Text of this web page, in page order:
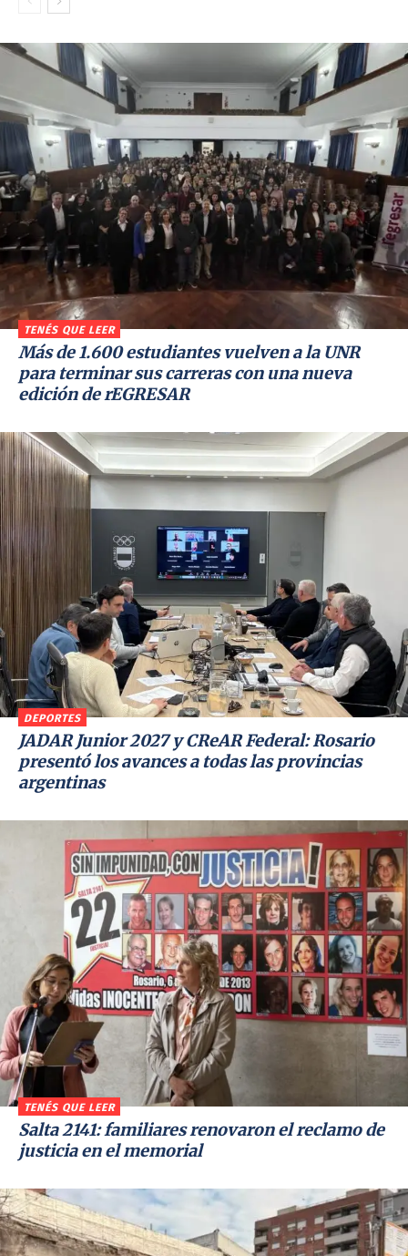
TENÉS QUE LEER
Más de 1.600 estudiantes vuelven a la UNR
para terminar sus carreras con una nueva
edición de rEGRESAR
DEPORTES
JADAR Junior 2027 y CReAR Federal: Rosario
presentó los avances a todas las provincias
argentinas
TENÉS QUE LEER
Salta 2141: familiares renovaron el reclamo de
justicia en el memorial